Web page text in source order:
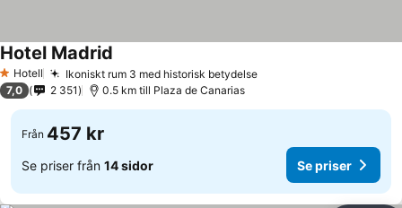
1 Stjärnor
Hotell Ikoniskt rum 3 med historisk betydelse
Hotel Madrid
7,0 2 351 0.5 km till Plaza de Canarias
Från 457 kr
Se priser från 14 sidor Se priser